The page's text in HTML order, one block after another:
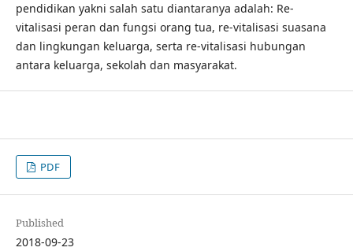
pendidikan yakni salah satu diantaranya adalah: Re-
vitalisasi peran dan fungsi orang tua, re-vitalisasi suasana
dan lingkungan keluarga, serta re-vitalisasi hubungan
antara keluarga, sekolah dan masyarakat.
PDF
Published
2018-09-23